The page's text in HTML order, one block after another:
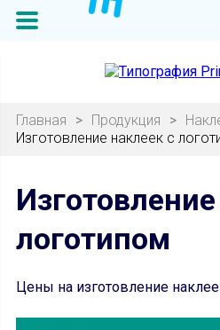
Главная > Продукция >
Изготовление наклеек с
логотипом
Цены на изготовление